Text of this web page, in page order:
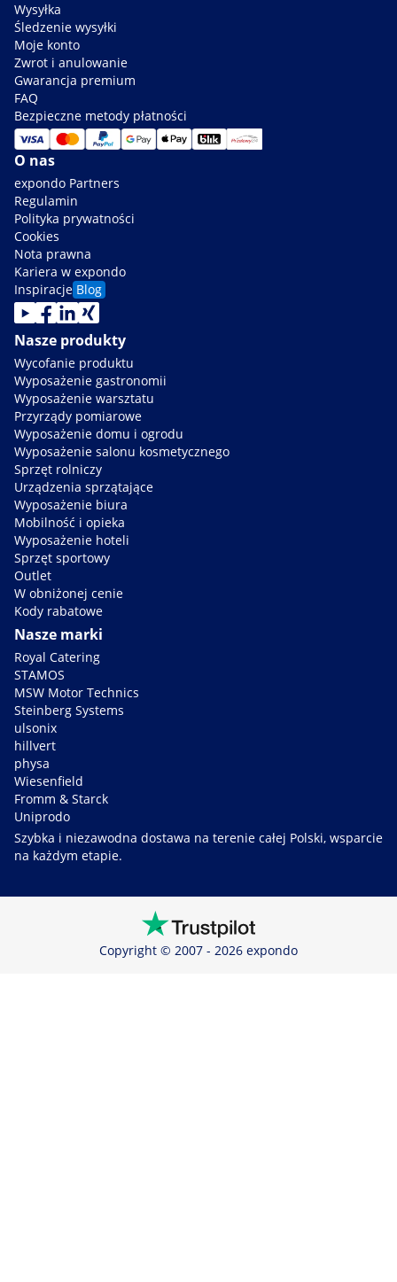
Wysyłka
Śledzenie wysyłki
Moje konto
Zwrot i anulowanie
Gwarancja premium
FAQ
Bezpieczne metody płatności
O nas
expondo Partners
Regulamin
Polityka prywatności
Cookies
Nota prawna
Kariera w expondo
Inspiracje Blog
Nasze produkty
Wycofanie produktu
Wyposażenie gastronomii
Wyposażenie warsztatu
Przyrządy pomiarowe
Wyposażenie domu i ogrodu
Wyposażenie salonu kosmetycznego
Sprzęt rolniczy
Urządzenia sprzątające
Wyposażenie biura
Mobilność i opieka
Wyposażenie hoteli
Sprzęt sportowy
Outlet
W obniżonej cenie
Kody rabatowe
Nasze marki
Royal Catering
STAMOS
MSW Motor Technics
Steinberg Systems
ulsonix
hillvert
physa
Wiesenfield
Fromm & Starck
Uniprodo
Szybka i niezawodna dostawa na terenie całej Polski, wsparcie
na każdym etapie.
Copyright © 2007 - 2026 expondo